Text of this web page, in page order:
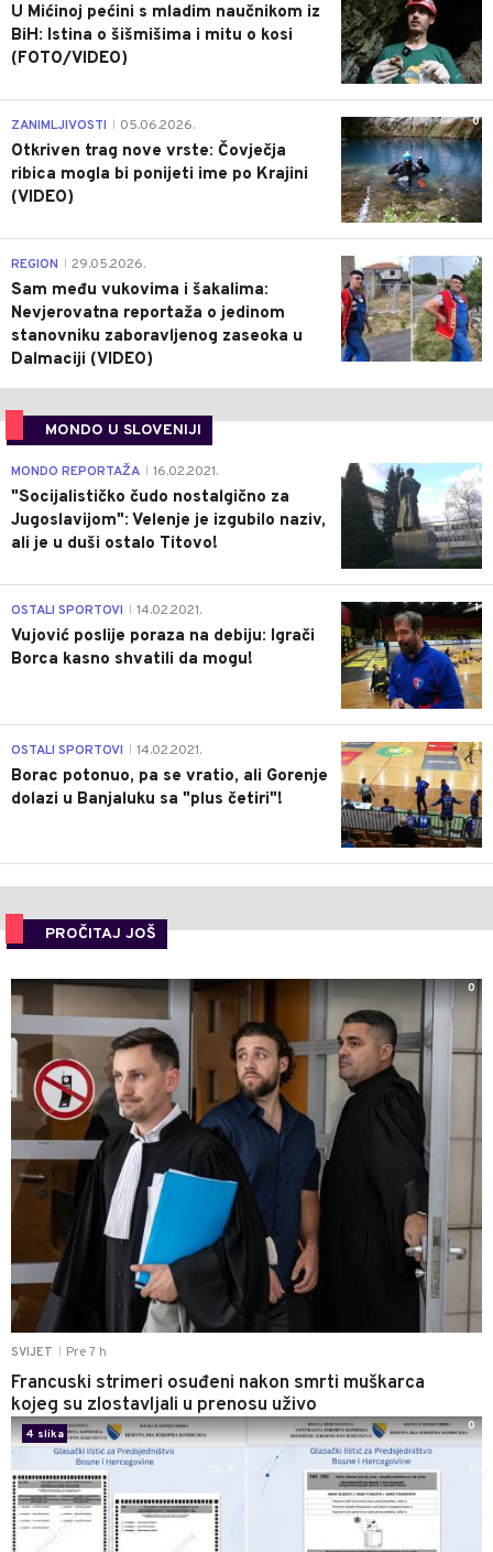
U Mićinoj pećini s mladim naučnikom iz
BiH: Istina o šišmišima i mitu o kosi
(FOTO/VIDEO)
0
ZANIMLJIVOSTI 05.06.2026.
Otkriven trag nove vrste: Čovječja
ribica mogla bi ponijeti ime po Krajini
(VIDEO)
0
REGION 29.05.2026.
Sam među vukovima i šakalima:
Nevjerovatna reportaža o jedinom
stanovniku zaboravljenog zaseoka u
Dalmaciji (VIDEO)
MONDO U SLOVENIJI
4
MONDO REPORTAŽA 16.02.2021.
"Socijalističko čudo nostalgično za
Jugoslavijom": Velenje je izgubilo naziv,
ali je u duši ostalo Titovo!
1
OSTALI SPORTOVI 14.02.2021.
Vujović poslije poraza na debiju: Igrači
Borca kasno shvatili da mogu!
3
OSTALI SPORTOVI 14.02.2021.
Borac potonuo, pa se vratio, ali Gorenje
dolazi u Banjaluku sa "plus četiri"!
PROČITAJ JOŠ
SVIJET Pre 7 h
Francuski strimeri osuđeni nakon smrti muškarca
kojeg su zlostavljali u prenosu uživo
0
4 slika
0